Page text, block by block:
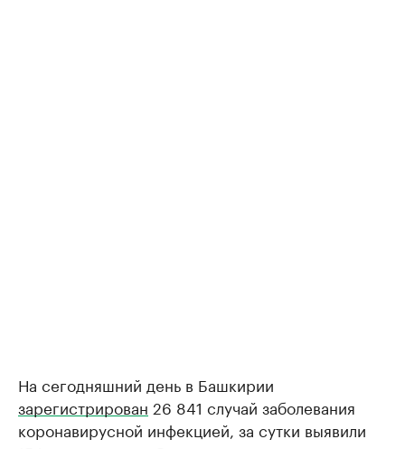
На сегодняшний день в Башкирии
зарегистрирован 26 841 случай заболевания
коронавирусной инфекцией, за сутки выявили